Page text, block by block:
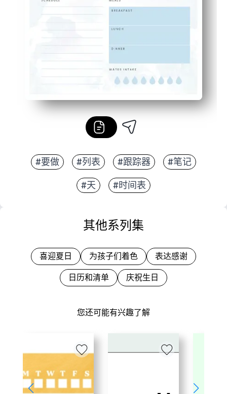
#要做 #列表 #跟踪器 #笔记
#天 #时间表
您还可能有兴趣了解
其他系列集
喜迎夏日 为孩子们着色 表达感谢
日历和清单 庆祝生日